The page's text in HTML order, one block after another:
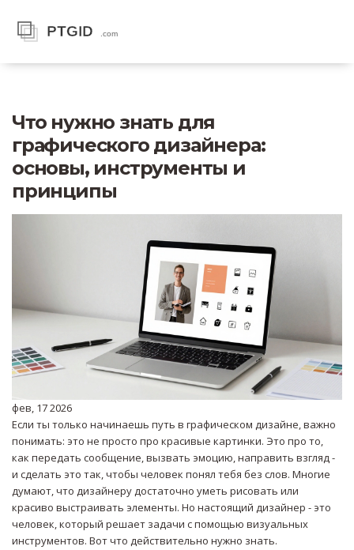
Что нужно знать для
графического дизайнера:
основы, инструменты и
принципы
фев, 17 2026
Если ты только начинаешь путь в графическом дизайне, важно
понимать: это не просто про красивые картинки. Это про то,
как передать сообщение, вызвать эмоцию, направить взгляд -
и сделать это так, чтобы человек понял тебя без слов. Многие
думают, что дизайнеру достаточно уметь рисовать или
красиво выстраивать элементы. Но настоящий дизайнер - это
человек, который решает задачи с помощью визуальных
инструментов. Вот что действительно нужно знать.